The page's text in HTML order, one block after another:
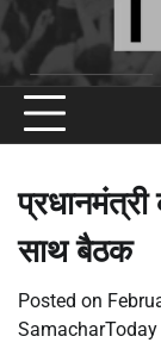
साथ बैठक
Posted on
SamacharToday